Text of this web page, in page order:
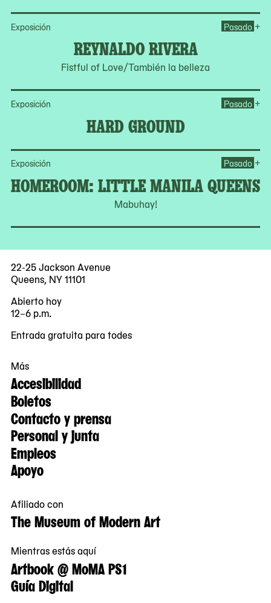
Exposición
REYNALDO RIVERA
Fistful of Love/También la belleza
Pasado +
Exposición
HARD GROUND
Pasado +
Exposición
HOMEROOM: LITTLE MANILA QUEENS
Mabuhay!
Pasado +
22-25 Jackson Avenue
Queens, NY 11101
Abierto hoy
12–6 p.m.
Entrada gratuita para todes
Más
Accesibilidad
Boletos
Contacto y prensa
Personal y junta
Empleos
Apoyo
Afiliado con
The Museum of Modern Art
Mientras estás aquí
Artbook @ MoMA PS1
Guía Digital